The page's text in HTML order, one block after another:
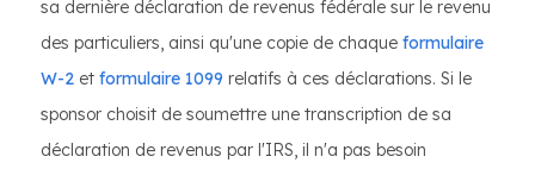
sa dernière déclaration de revenus fédérale sur le revenu
des particuliers, ainsi qu'une copie de chaque formulaire
W-2 et formulaire 1099 relatifs à ces déclarations. Si le
sponsor choisit de soumettre une transcription de sa
déclaration de revenus par l'IRS, il n'a pas besoin